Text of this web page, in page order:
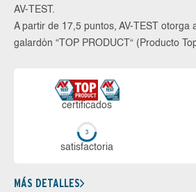
AV-TEST.
A partir de 17,5 puntos, AV-TEST otorga
galardón “TOP PRODUCT“ (Producto
certi­ficados
sa­tis­fac­to­ria
MÁS DETALLES